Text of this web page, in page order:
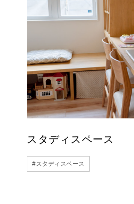
スタディスペース
#スタディスペース